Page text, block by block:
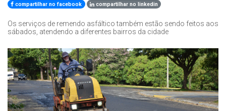
compartilhar no facebook
compartilhar no linkedin
Os serviços de remendo asfáltico também estão sendo feitos aos
sábados, atendendo a diferentes bairros da cidade